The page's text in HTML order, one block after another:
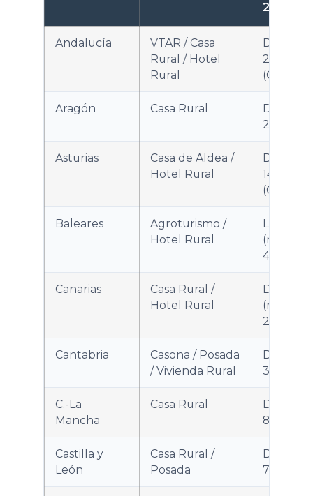
2025)
Andalucía
VTAR / Casa
Rural / Hotel
Rural
Decreto
20/2002
Aragón Casa Rural
Decreto
204/2018
Asturias
Casa de Aldea /
Hotel Rural
Decreto
143/2002
Baleares
Agroturismo /
Hotel Rural
Ley 8/
(modif.
4/2025)
Canarias
Casa Rural /
Hotel Rural
Dec. 18/
(modif.
2/2025)
Cantabria
Casona / Posada
/ Vivienda Rural
Decreto
31/1997
C.-La
Mancha
Casa Rural
Decreto
88/2018
Castilla y
León
Casa Rural /
Posada
Decreto
75/2013